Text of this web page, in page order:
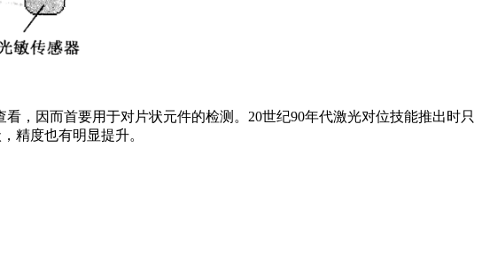
，因而首要用于对片状元件的检测。20世纪90年代激光对位技能推出时只
精度也有明显提升。